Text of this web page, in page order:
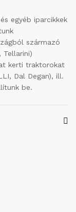
egyéb iparcikkek
származó
Tellarini)
kerti traktorokat
Dal Degan), ill.
be.